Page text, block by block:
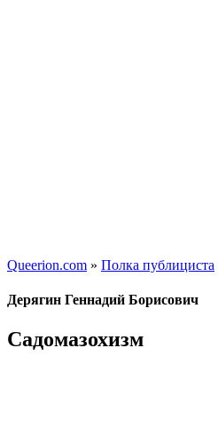
Queerion.com » Полка публициста
Дерягин Геннадий Борисович
Садомазохизм